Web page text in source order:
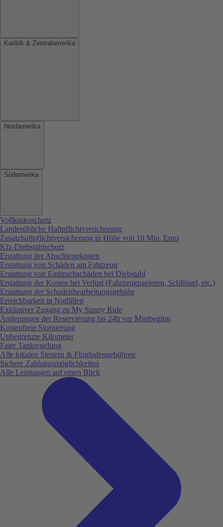
Karibik & Zentralamerika
Nordamerika
Südamerika
Vollkaskoschutz
Landesübliche Haftpflichtversicherung
Zusatzhaftpflichtversicherung in Höhe von 10 Mio. Euro
Kfz-Diebstahlschutz
Erstattung der Abschleppkosten
Erstattung von Schäden am Fahrzeug
Erstattung von Einbruchschäden bei Diebstahl
Erstattung der Kosten bei Verlust (Fahrzeugpapieren, Schlüssel, etc.)
Erstattung der Schadenbearbeitungsgebühr
Erreichbarkeit in Notfällen
Exklusiver Zugang zu My Sunny Ride
Änderungen der Reservierung bis 24h vor Mietbeginn
Kostenfreie Stornierung
Unbegrenzte Kilometer
Faire Tankregelung
Alle lokalen Steuern & Flughafengebühren
Sichere Zahlungsmöglichkeiten
Alle Leistungen auf einen Blick